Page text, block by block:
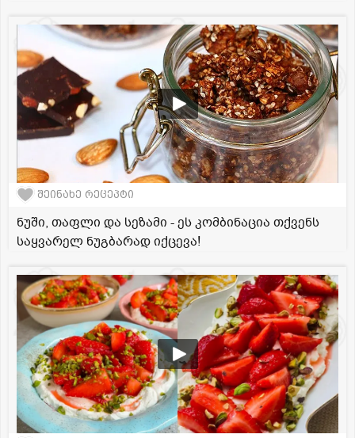
შეინახე რეცეპტი
ნუში, თაფლი და სეზამი - ეს კომბინაცია თქვენს
საყვარელ ნუგბარად იქცევა!